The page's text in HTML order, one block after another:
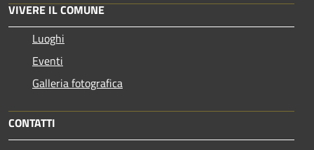
VIVERE IL COMUNE
Luoghi
Eventi
Galleria fotografica
CONTATTI